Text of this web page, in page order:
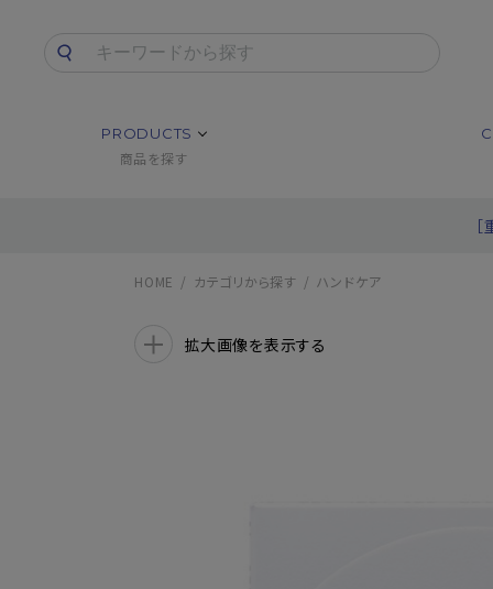
PRODUCTS
商品を探す
HOME カテゴリから探す ハンドケア
拡大画像を表示する